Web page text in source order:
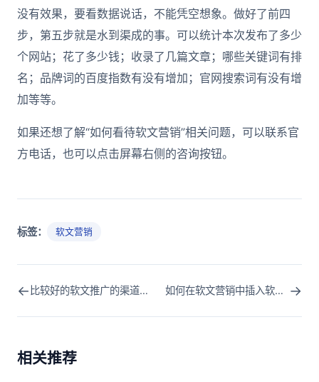
没有效果，要看数据说话，不能凭空想象。做好了前四
步，第五步就是水到渠成的事。可以统计本次发布了多少
个网站；花了多少钱；收录了几篇文章；哪些关键词有排
名；品牌词的百度指数有没有增加；官网搜索词有没有增
加等等。
如果还想了解“如何看待软文营销”相关问题，可以联系官
方电话，也可以点击屏幕右侧的咨询按钮。
标签： 软文营销
← 比较好的软文推广的渠道有哪些 如何在软文营销中插入软广告？软文广告投放方法 →
相关推荐